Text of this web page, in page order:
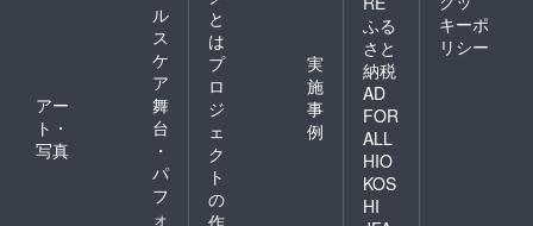
ル
ス
ケ
ア
アー
ト・
写真
舞
台
・
パ
フ
ォ
と
は
プ
ロ
ジ
ェ
ク
ト
の
作
実
施
事
例
ふる
さと
納税
AD
FOR
ALL
HIO
KOS
HI
キーポ
リシー